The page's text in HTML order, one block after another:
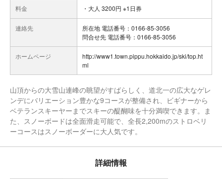
料金 ・大人 3200円 ※1日券
連絡先
所在地 電話番号：0166-85-3056
問合せ先 電話番号：0166-85-3056
ホームページ
http://www1.town.pippu.hokkaido.jp/ski/top.ht
ml
山頂からの大雪山連峰の眺望がすばらしく、道北一の広大なゲレ
ンデにバリエーション豊かな9コースが整備され、ビギナーから
ベテランスキーヤーまでスキーの醍醐味を十分満喫できます。ま
た、スノーボードは全面滑走可能で、全長2,200mのストロベリ
ーコースはスノーボーダーに大人気です。
詳細情報